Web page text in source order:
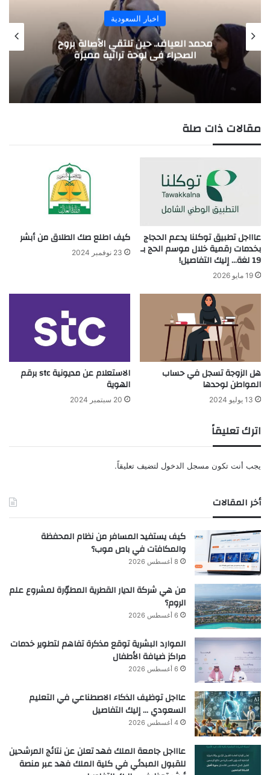
اخبار السعودية
محمد العياف.. حين تلتقي الأصالة بروح
الصحراء في لوحة تراثية مميزة
مقالات ذات صلة
عاااجل تطبيق توكلنا يدعم الحجاج
بخدمات رقمية خلال موسم الحج بـ
19 لغة… إليك التفاصيل!
19 مايو 2026
كيف اطلع صك الطلاق من أبشر
23 نوفمبر 2024
هل الزوجة تسجل في حساب
المواطن لوحدها
13 يوليو 2024
الاستعلام عن مديونية stc برقم
الهوية
20 سبتمبر 2024
اترك تعليقاً
يجب أنت تكون مسجل الدخول لتضيف تعليقاً.
أخر المقالات
كيف يستفيد المسافر من نظام المحفظة
والمكافآت في باص موب؟
8 أغسطس 2026
من هي شركة الديار القطرية المطوّرة لمشروع علم
الروم؟
6 أغسطس 2026
الموارد البشرية توقع مذكرة تفاهم لتطوير خدمات
مراكز ضيافة الأطفال
6 أغسطس 2026
عااجل توظيف الذكاء الاصطناعي في التعليم
السعودي … إليك التفاصيل
4 أغسطس 2026
عاااجل جامعة الملك فهد تعلن عن نتائج المرشحين
للقبول المبدئي في كلية الملك فهد عبر منصة